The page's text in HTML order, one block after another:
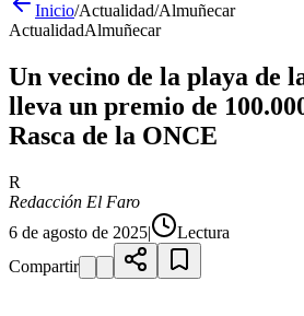
Inicio/Actualidad/Almuñecar
ActualidadAlmuñecar
Un vecino de la playa de
lleva un premio de
Rasca de la ONCE
R
Redacción El Faro
6 de agosto de 2025|
Lectura
Compartir